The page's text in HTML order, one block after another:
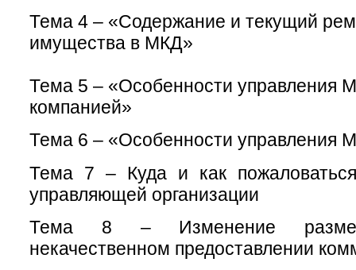
Тема 4 – «Содержание и текущий
имущества в МКД»
Тема 5 – «Особенности управления
компанией»
Тема 6 – «Особенности
Тема 7 – Куда и как
управляющей организации
Тема 8 – Изменение
некачественном предоставлении